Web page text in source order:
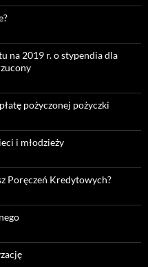
na 2019 r. o stypendia dla
pożyczonej pożyczki
i młodzieży
Poręczeń Kredytowych?